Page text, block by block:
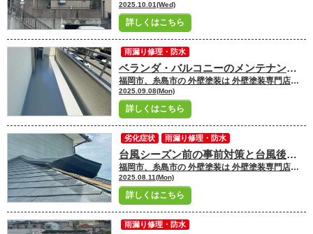
2025.10.01(Wed)
詳しくはこちら
ベランダ・バルコニーのメンテナンス方法と雨漏りの原因
福岡市、糸島市の 外壁塗装は 外壁塗装専門店ユーペイントへ お任せください！！★☆ ＼ブログ更新中／ 福岡市・糸島市にお住いの皆さんこんにちは！ 福岡市・糸島市地域密着の塗装専門店ユーペイント ショールームスタッフの原澤です
2025.09.08(Mon)
詳しくはこちら
雨漏り修理・防水
台風シーズン前の事前対策と台風後のチェックポイント
福岡市、糸島市の 外壁塗装は 外壁塗装専門店ユーペイントへ お任せください！！★☆ ＼ブログ更新中／ 福岡市・糸島市にお住いの皆さんこんにちは！ 福岡市・糸島市地域密着の塗装専門店ユーペイント ショールームスタッフの冨田です
2025.08.11(Mon)
詳しくはこちら
劣化症状 雨漏り修理・防水
雨漏り修理・防水